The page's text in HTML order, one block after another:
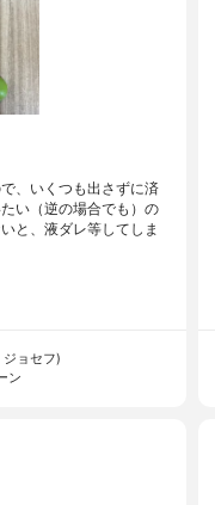
、いくつも出さずに済
い（逆の場合でも）の
と、液ダレ等してしま
ョセフ)
ン